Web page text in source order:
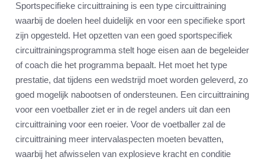
Sportspecifieke circuittraining is een type circuittraining
waarbij de doelen heel duidelijk en voor een specifieke sport
zijn opgesteld. Het opzetten van een goed sportspecifiek
circuittrainingsprogramma stelt hoge eisen aan de begeleider
of coach die het programma bepaalt. Het moet het type
prestatie, dat tijdens een wedstrijd moet worden geleverd, zo
goed mogelijk nabootsen of ondersteunen. Een circuittraining
voor een voetballer ziet er in de regel anders uit dan een
circuittraining voor een roeier. Voor de voetballer zal de
circuittraining meer intervalaspecten moeten bevatten,
waarbij het afwisselen van explosieve kracht en conditie